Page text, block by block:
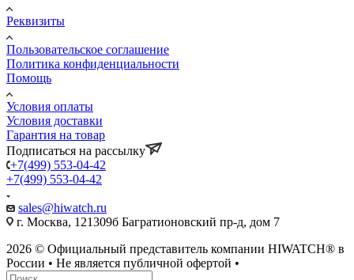
Реквизиты
Пользовательское соглашение
Политика конфиденциальности
Помощь
Условия оплаты
Условия доставки
Гарантия на товар
Подписаться на рассылку
+7(499) 553-04-42
+7(499) 553-04-42
sales@hiwatch.ru
г. Москва, 121309б Багратионовский пр-д, дом 7
2026 © Официальный представитель компании HIWATCH® в
России • Не является публичной офертой •